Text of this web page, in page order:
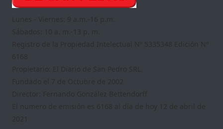
Lunes - Viernes: 9 a.m.-16 p.m.
Sábados: 10 a. m.-13 p. m.
Registro de la Propiedad Intelectual Nº 5335348 Edición Nº
6168
Propietario: El Diario de San Pedro SRL.
Fundado el 7 de Octubre de 2002
Director: Fernando González Bettendorff
El numero de emisión es 6168 al día de hoy 12 de abril de
2021